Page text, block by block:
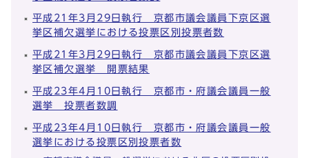
平成21年3月29日執行 京都市議会議員下京区選
挙区補欠選挙における投票区別投票者数
平成21年3月29日執行 京都市議会議員下京区選
挙区補欠選挙 開票結果
平成23年4月10日執行 京都市・府議会議員一般
選挙 投票者数調
平成23年4月10日執行 京都市・府議会議員一般
選挙における投票区別投票者数